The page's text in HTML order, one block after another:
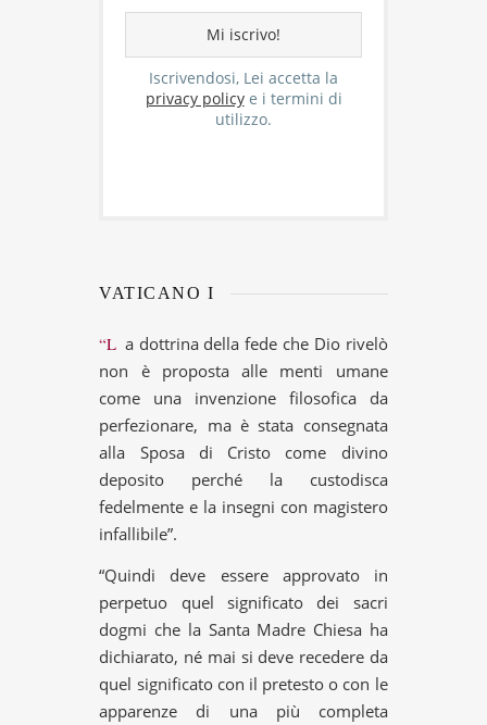
Iscrivendosi, Lei accetta la
privacy policye i termini di
utilizzo.
VATICANO I
“La dottrina della fede che Dio rivelò
non è proposta alle menti umane
come una invenzione filosofica da
perfezionare, ma è stata consegnata
alla Sposa di Cristo come divino
deposito perché la custodisca
fedelmente e la insegni con magistero
infallibile”.
“Quindi deve essere approvato in
perpetuo quel significato dei sacri
dogmi che la Santa Madre Chiesa ha
dichiarato, né mai si deve recedere da
quel significato con il pretesto o con le
apparenze di una più completa